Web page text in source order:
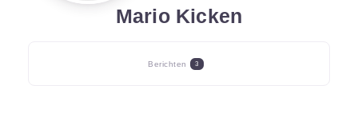
Mario Kicken
Berichten 3